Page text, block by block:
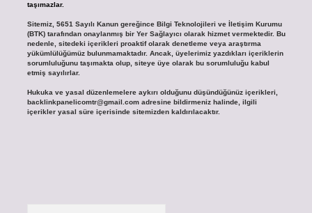
taşımazlar.
Sitemiz, 5651 Sayılı Kanun gereğince Bilgi Teknolojileri ve İletişim Kurumu
(BTK) tarafından onaylanmış bir Yer Sağlayıcı olarak hizmet vermektedir. Bu
nedenle, sitedeki içerikleri proaktif olarak denetleme veya araştırma
yükümlülüğümüz bulunmamaktadır. Ancak, üyelerimiz yazdıkları içeriklerin
sorumluluğunu taşımakta olup, siteye üye olarak bu sorumluluğu kabul
etmiş sayılırlar.
Hukuka ve yasal düzenlemelere aykırı olduğunu düşündüğünüz içerikleri,
backlinkpanelicomtr@gmail.comadresine bildirmeniz halinde, ilgili
içerikler yasal süre içerisinde sitemizden kaldırılacaktır.